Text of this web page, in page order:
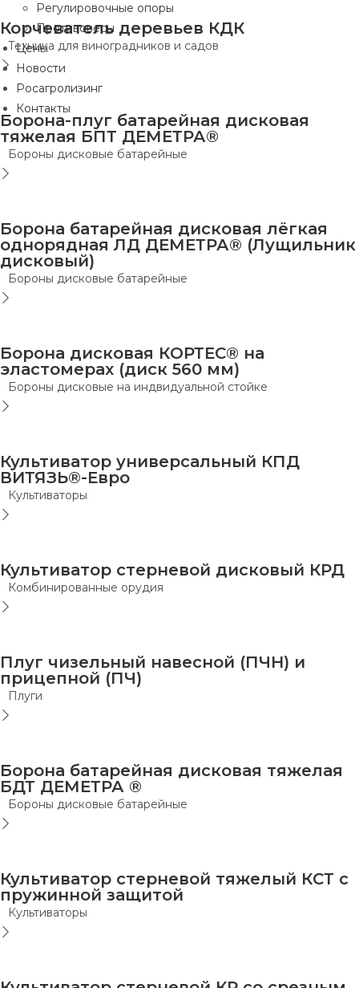
Регулировочные опоры
Противовесы
Цены
Новости
Росагролизинг
Контакты
Корчеватель деревьев КДК
Техника для виноградников и садов
Борона-плуг батарейная дисковая
тяжелая БПТ ДЕМЕТРА®
Бороны дисковые батарейные
Борона батарейная дисковая лёгкая
однорядная ЛД ДЕМЕТРА® (Лущильник
дисковый)
Бороны дисковые батарейные
Борона дисковая КОРТЕС® на
эластомерах (диск 560 мм)
Бороны дисковые на индвидуальной стойке
Культиватор универсальный КПД
ВИТЯЗЬ®-Евро
Культиваторы
Культиватор стерневой дисковый КРД
Комбинированные орудия
Плуг чизельный навесной (ПЧН) и
прицепной (ПЧ)
Плуги
Борона батарейная дисковая тяжелая
БДТ ДЕМЕТРА ®
Бороны дисковые батарейные
Культиватор стерневой тяжелый КСТ с
пружинной защитой
Культиваторы